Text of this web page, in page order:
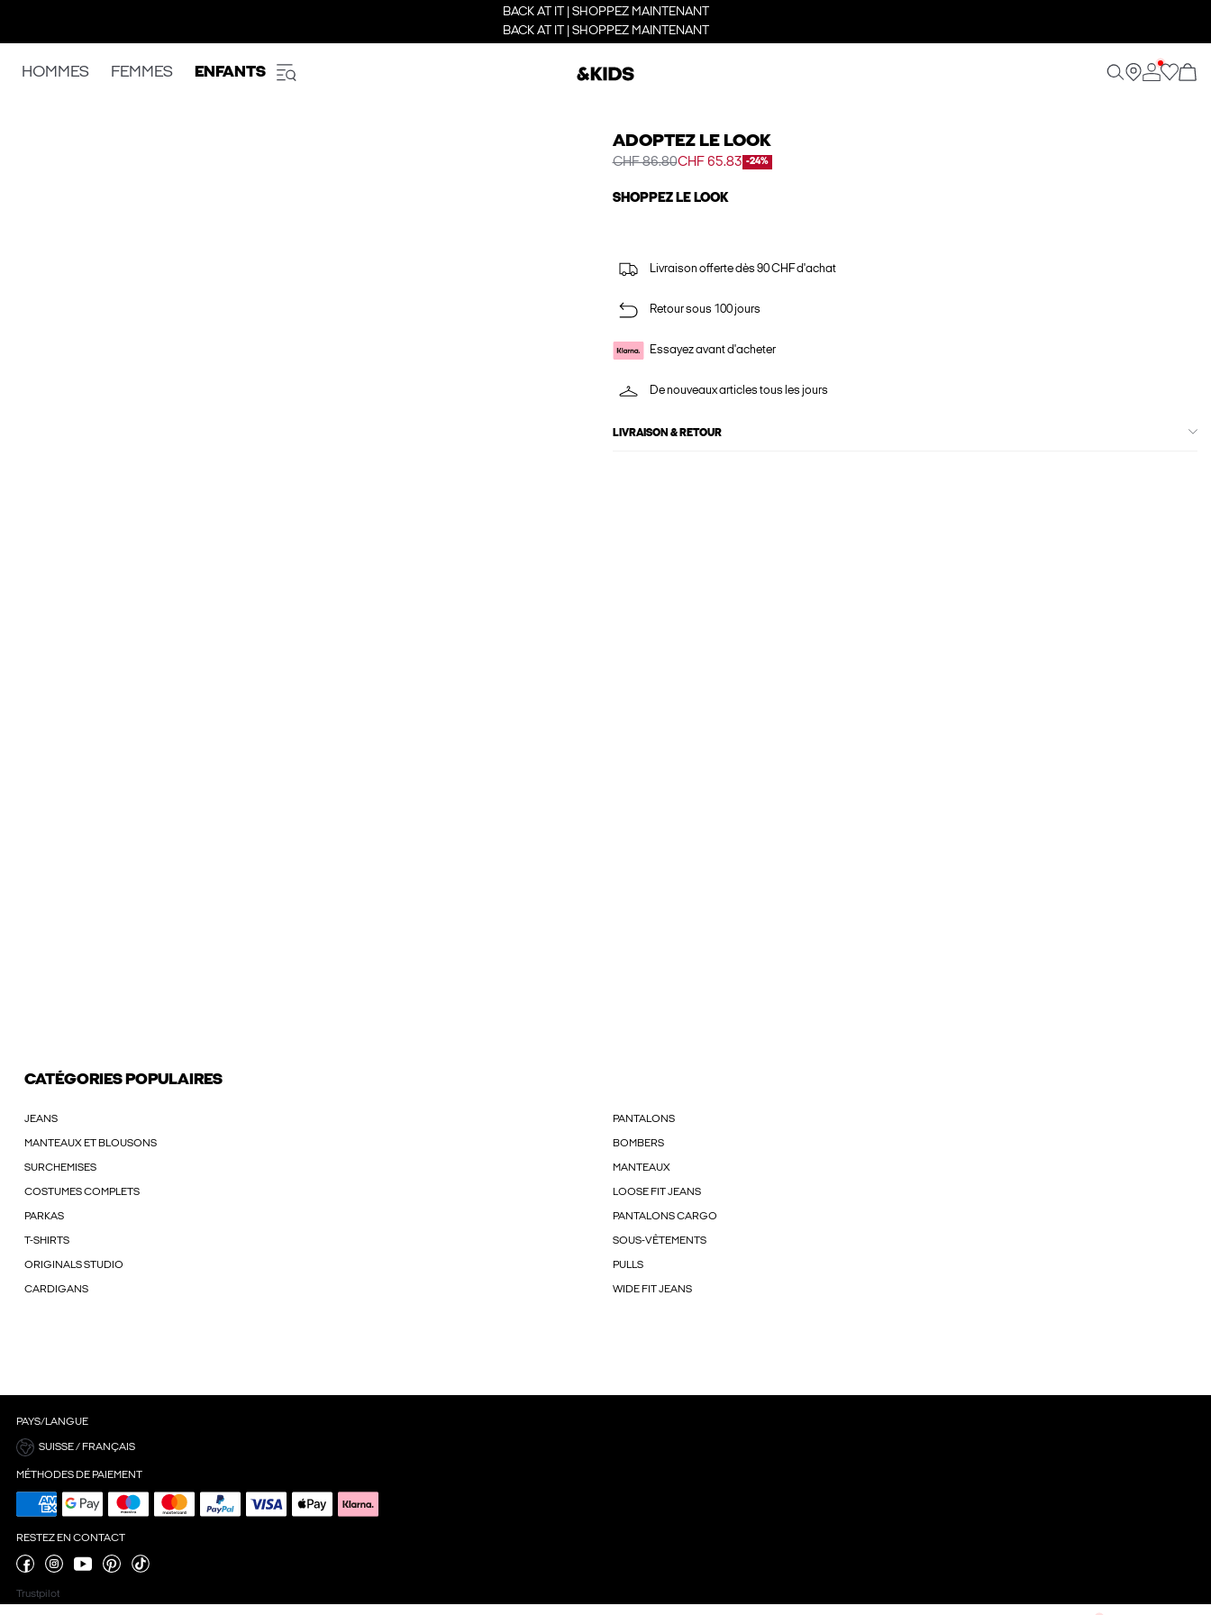
BACK AT IT | SHOPPEZ MAINTENANT
BACK AT IT | SHOPPEZ MAINTENANT
HOMMES FEMMES ENFANTS
ADOPTEZ LE LOOK
CHF 86.80CHF 65.83 -24%
SHOPPEZ LE LOOK
Livraison offerte dès 90 CHF d'achat
Retour sous 100 jours
Essayez avant d'acheter
De nouveaux articles tous les jours
LIVRAISON & RETOUR
CATÉGORIES POPULAIRES
JEANS PANTALONS
MANTEAUX ET BLOUSONS BOMBERS
SURCHEMISES MANTEAUX
COSTUMES COMPLETS LOOSE FIT JEANS
PARKAS PANTALONS CARGO
T-SHIRTS SOUS-VÊTEMENTS
ORIGINALS STUDIO PULLS
CARDIGANS WIDE FIT JEANS
PAYS/LANGUE
SUISSE / FRANÇAIS
MÉTHODES DE PAIEMENT
RESTEZ EN CONTACT
Trustpilot